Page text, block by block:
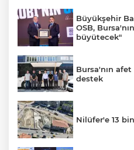
Büyükşehir
OSB,
büyütecek"
Bursa'nın
destek
Nilüfer'e 13